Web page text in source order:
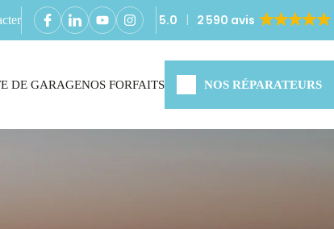
5.0 2 590 avis
DE GARAGENOS FORFAITS NOS RÉPARATEURS